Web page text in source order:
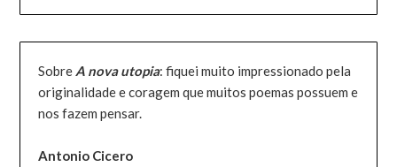
Sobre A nova utopia: fiquei muito impressionado pela
originalidade e coragem que muitos poemas possuem e
nos fazem pensar.
Antonio Cicero